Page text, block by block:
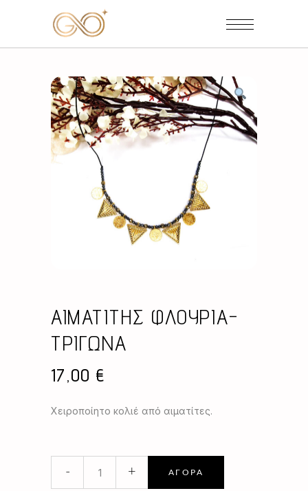
ΑΙΜΑΤΙΤΗΣ ΦΛΟΥΡΙΑ-
ΤΡΙΓΩΝΑ
17,00 €
Χειροποίητο κολιέ από αιματίτες.
ΦΛΟΥΡΙΑ-
- + ΑΓΟΡΆ